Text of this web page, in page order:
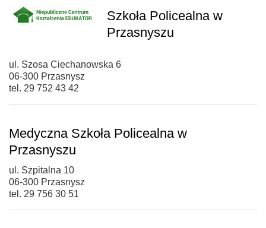
Szkoła Policealna w
Przasnyszu
ul. Szosa Ciechanowska 6
06-300 Przasnysz
tel. 29 752 43 42
Medyczna Szkoła Policealna w
Przasnyszu
ul. Szpitalna 10
06-300 Przasnysz
tel. 29 756 30 51